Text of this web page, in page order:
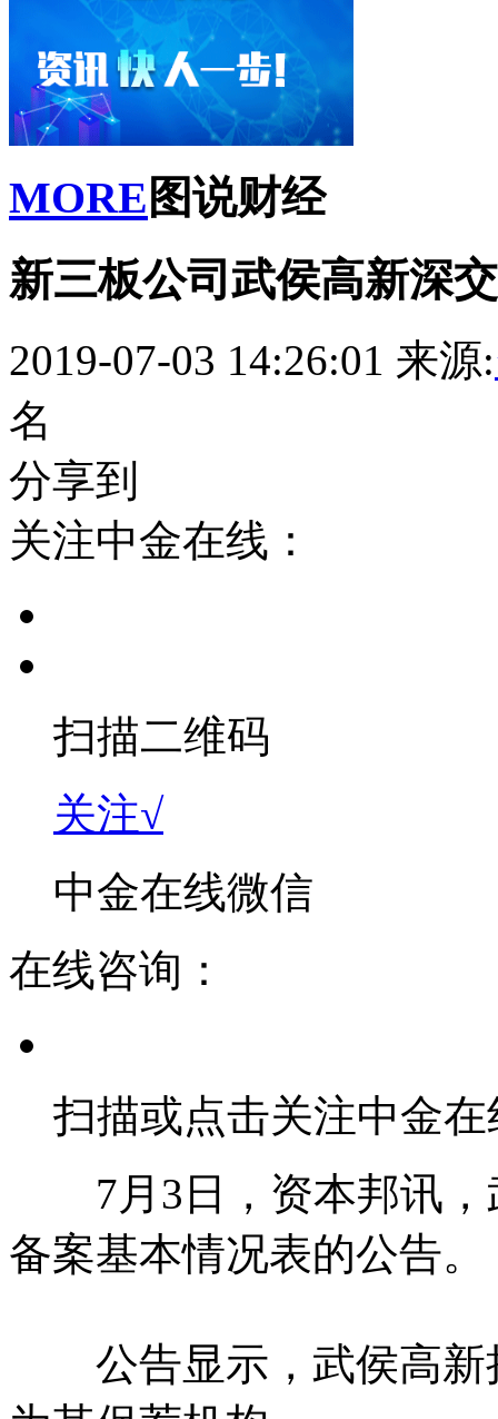
MORE 图说财经
新三板公司武侯高新深
2019-07-03 14:26:01 来源:
名
分享到
关注中金在线：
扫描二维码
关注√
中金在线微信
在线咨询：
扫描或点击关注中金
7月3日，资本邦讯，
备案基本情况表的公告。
公告显示，武侯高新